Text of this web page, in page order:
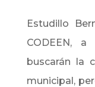
Estudillo
CODEEN,
buscarán la
municipal,